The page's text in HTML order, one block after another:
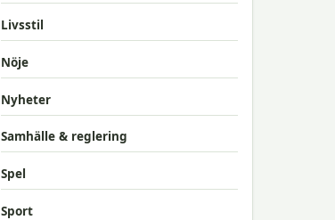
Livsstil
Nöje
Nyheter
Samhälle & reglering
Spel
Sport